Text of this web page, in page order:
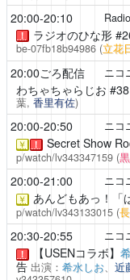
20:00-20:10
！ ラジオのひな形
be-07fb18b94986 (立花
20:00ごろ配信 ニコ
わちゃちゃらじお #38
葉, 香里有佐)
20:00-20:50 ニコ
￥ ！ Secret Show
p/watch/lv343347159 (
20:00-21:00 ニコ
￥ あんどもあっ！「
p/watch/lv343133015 (
20:30-20:55 ニコ
！ 【USENコラボ】
告 出演： 希水しお、 近